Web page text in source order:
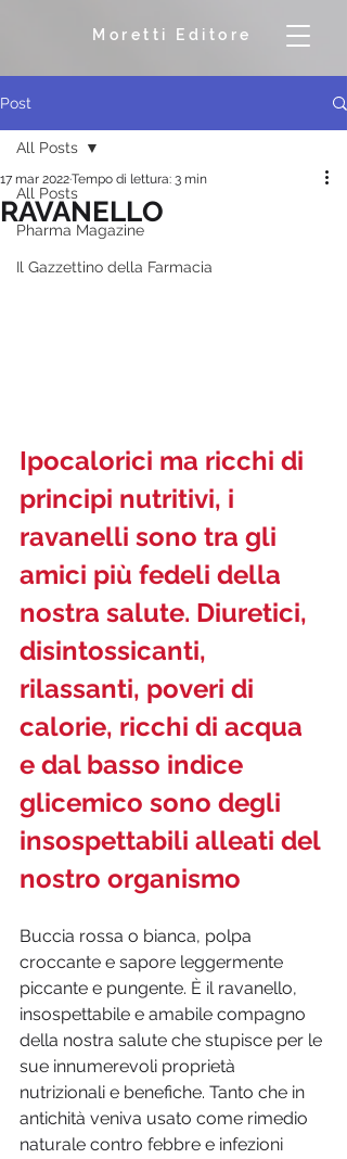
Moretti Editore
Post
All Posts
Pharma Magazine
Il Gazzettino della Farmacia
All Posts
RAVANELLO
17 mar 2022Tempo di lettura: 3 min
Ipocalorici ma ricchi di
principi nutritivi, i
ravanelli sono tra gli
amici più fedeli della
nostra salute. Diuretici,
disintossicanti,
rilassanti, poveri di
calorie, ricchi di acqua
e dal basso indice
glicemico sono degli
insospettabili alleati del
nostro organismo
Buccia rossa o bianca, polpa
croccante e sapore leggermente
piccante e pungente. È il ravanello,
insospettabile e amabile compagno
della nostra salute che stupisce per le
sue innumerevoli proprietà
nutrizionali e benefiche. Tanto che in
antichità veniva usato come rimedio
naturale contro febbre e infezioni